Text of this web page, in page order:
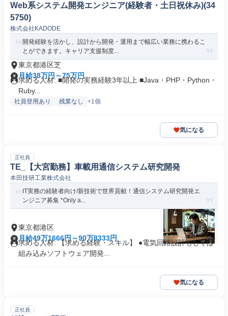
Web系システム開発エンジニア(経験者・土日祝休み)(34
5750)
株式会社KADODE
開発経験を活かし、設計から開発・運用まで幅広い業務に携わるこ
とができます。キャリア支援制度...
東京都港区芝
月給38万円～75万円
求める人材: ■開発の実務経験3年以上 ■Java・PHP・Python・
Ruby...
社員登用あり 残業なし +1個
気になる
正社員
TE_【大宮勤務】車載用通信システム研究開発
本田技研工業株式会社
IT実務の経験者向け/新技術で世界貢献！通信システム研究開発エ
ンジニア募集 *Only a...
東京都港区
月給49万1666円～90万8333円
求める人材: 【求める経験・スキル】 ●電気回路設計もしくは
組み込みソフトウェア開発...
気になる
正社員